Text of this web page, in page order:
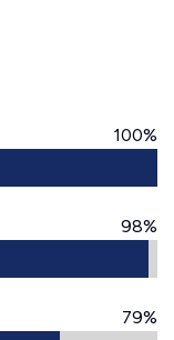
100%
98%
79%